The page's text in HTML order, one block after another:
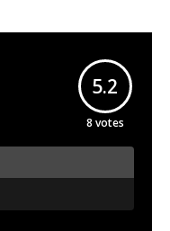
5.2
8 votes